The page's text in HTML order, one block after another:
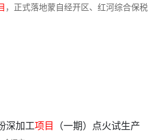
，正式落地蒙自经开区、红河综合保税
深加工项目 （一期）点火试生产